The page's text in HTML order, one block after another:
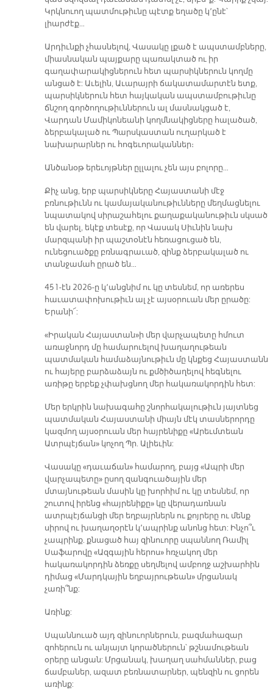
Կրկնուող պատմութիւնը պէտք եղածը կ՚ընէ՝
լիարժէք…
Արդիւնքի չհասնելով, Վասակը լքած է ապստամբները,
միասնական պայքարը պառակտած ու իր
գաղափարակիցներուն հետ պարսիկներուն կողմը
անցած է: Աւելին, Աւարայրի ճակատամարտէն ետք,
պարսիկներուն հետ հայկական ապստամբութիւնը
ճնշող գործողութիւններուն ալ մասնակցած է,
Վարդան Մամիկոնեանի կողմնակիցները հալածած,
ձերբակալած ու Պարսկաստան ուղարկած է
նախարարներ ու հոգեւորականներ։
Անծանօթ երեւոյթներ ըլլալու չեն այս բոլորը…
Քիչ անց, երբ պարսիկները Հայաստանի մէջ
բռնութիւնն ու կամայականութիւնները մեղմացնելու
նպատակով սիրաշահելու քաղաքականութիւն սկսած
են վարել, եկէք տեսէք, որ Վասակ Սիւնին նախ
մարզպանի իր պաշտօնէն հեռացուցած են,
ունեցուածքը բռնագրաւած, զինք ձերբակալած ու
տանջամահ ըրած են…
451-էն 2026-ը կ՚անցնիմ ու կը տեսնեմ, որ առերես
հաւատափոխութիւն ալ չէ այսօրուան մեր ըրածը:
Երանի՜:
«Իրական Հայաստան»ի մեր վարչապետը հմուտ
առաջնորդ մը համարուելով խաղաղութեան
պատմական համաձայնութիւն մը կնքեց Հայաստանն
ու հայերը բարձաձայն ու քմծիծաղելով հեգնելու
առիթը երբեք չփախցնող մեր հակառակորդին հետ:
Մեր երկրին նախագահը շնորհակալութիւն յայտնեց
պատմական Հայաստանի միայն մէկ տասներորդը
կազմող այսօրուան մեր հայրենիքը «Արեւմտեան
Ատրպէյճան» կոչող Պր. Ալիեւին:
Վասակը «դաւաճան» համարող, բայց «Ապրի մեր
վարչապետը» ըսող զանգուածային մեր
մտայնութեան մասին կը խորհիմ ու կը տեսնեմ, որ
շուտով իրենց «հայրենիքը» կը վերադառնան
ատրպէյճանցի մեր եղբայրներն ու քոյրերը ու մենք
սիրով ու խաղաղօրէն կ՚ապրինք անոնց հետ: Ինչո՞ւ
չապրինք. քնացած հայ զինուորը սպաննող Ռամիլ
Սաֆարովը «Ազգային հերոս» հռչակող մեր
հակառակորդին ձեռքը սեղմելով ամբողջ աշխարհին
դիմաց «Մարդկային եղբայրութեան» մրցանակ
չառի՞նք:
Առինք:
Սպաննուած այդ զինուորներուն, բազմահազար
զոհերուն ու անյայտ կորածներուն՝ թշնամութեան
օրերը անցան: Մրցանակ, խաղաղ սահմաններ, բաց
ճամբաներ, ազատ բեռնատարներ, պենզին ու ցորեն
առինք: